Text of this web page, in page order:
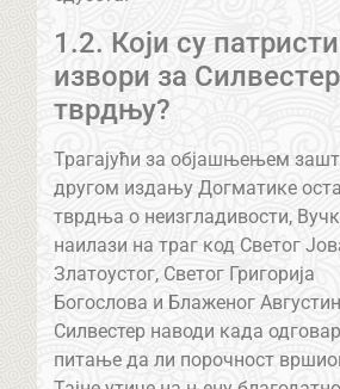
1.2. Који су
извори за
тврдњу?
Трагајући за објашњењем
другом издању Догматике
тврдња о неизгладивости,
наилази на траг код Светог
Златоустог, Светог Григорија
Богослова и Блаженог
Силвестер наводи када
питање да ли порочност